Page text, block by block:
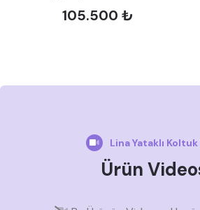
105.500 ₺
Lina Yataklı Koltuk
Ürün